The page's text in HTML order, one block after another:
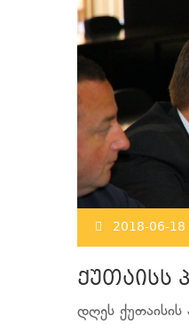
2018-06-18
ქუთაისს
დღეს